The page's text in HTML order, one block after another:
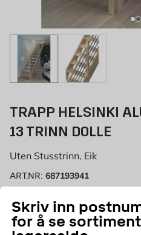
Skriv inn
for å se
TRAPP HELSINKI
13 TRINN DOLLE
Uten Stusstrinn, Eik
ART.NR: 687193941
Enkel og moderne trapp i
plassbesparende trappen
eiketrapp som med sitt lette